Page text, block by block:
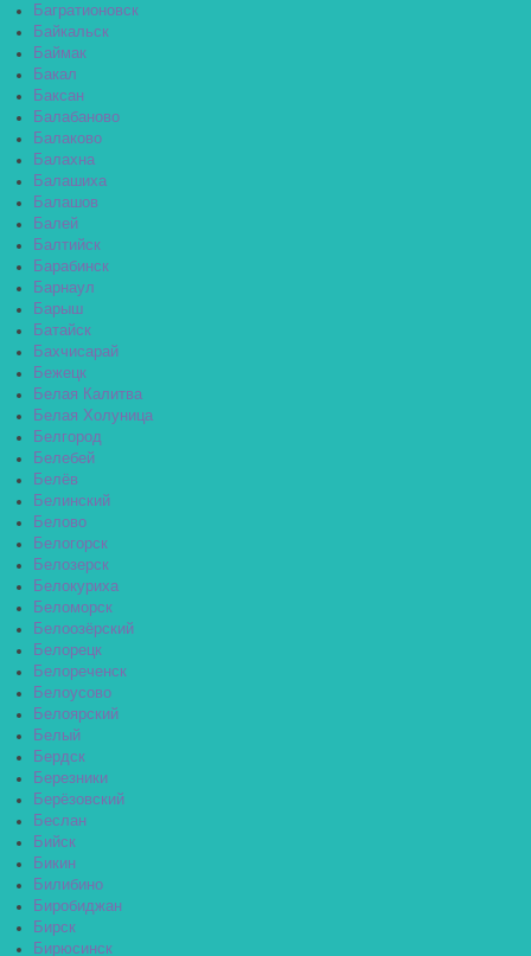
Багратионовск
Байкальск
Баймак
Бакал
Баксан
Балабаново
Балаково
Балахна
Балашиха
Балашов
Балей
Балтийск
Барабинск
Барнаул
Барыш
Батайск
Бахчисарай
Бежецк
Белая Калитва
Белая Холуница
Белгород
Белебей
Белёв
Белинский
Белово
Белогорск
Белозерск
Белокуриха
Беломорск
Белоозёрский
Белорецк
Белореченск
Белоусово
Белоярский
Белый
Бердск
Березники
Берёзовский
Беслан
Бийск
Бикин
Билибино
Биробиджан
Бирск
Бирюсинск